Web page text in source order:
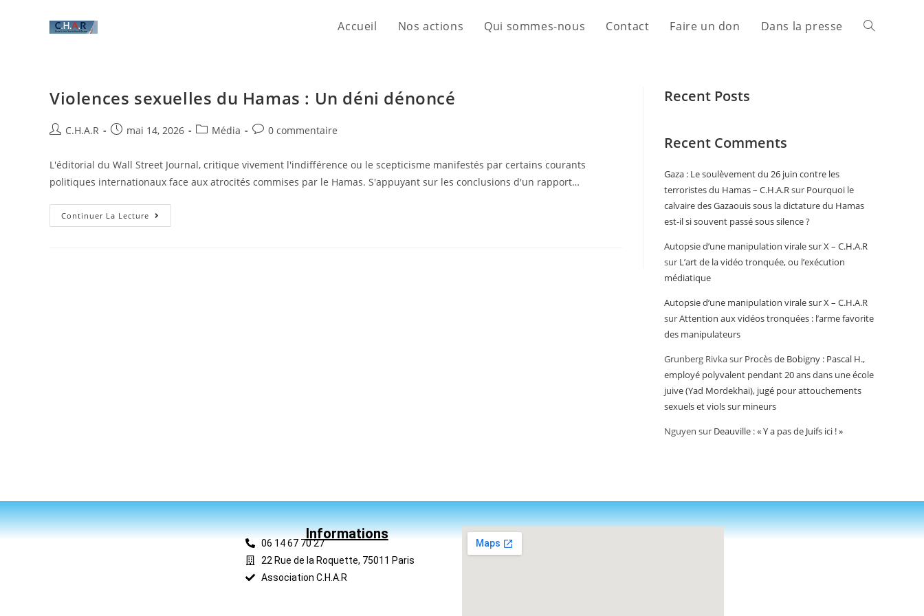
Accueil Nos actions Qui sommes-nous Contact Faire un don Dans la presse
Violences sexuelles du Hamas : Un déni dénoncé
C.H.A.R mai 14, 2026 Média 0 commentaire
L'éditorial du Wall Street Journal, critique vivement l'indifférence ou le scepticisme manifestés par certains courants
politiques internationaux face aux atrocités commises par le Hamas. S'appuyant sur les conclusions d'un rapport…
Continuer La Lecture
Recent Posts
Recent Comments
Gaza : Le soulèvement du 26 juin contre les
terroristes du Hamas – C.H.A.Rsur Pourquoi le
calvaire des Gazaouis sous la dictature du Hamas
est-il si souvent passé sous silence ?
Autopsie d’une manipulation virale sur X – C.H.A.R
sur L’art de la vidéo tronquée, ou l’exécution
médiatique
Autopsie d’une manipulation virale sur X – C.H.A.R
surAttention aux vidéos tronquées : l’arme favorite
des manipulateurs
Grunberg Rivkasur Procès de Bobigny : Pascal H.,
employé polyvalent pendant 20 ans dans une école
juive (Yad Mordekhai), jugé pour attouchements
sexuels et viols sur mineurs
Nguyen sur Deauville : « Y a pas de Juifs ici ! »
Informations
06 14 67 70 27
22 Rue de la Roquette, 75011 Paris
Association C.H.A.R